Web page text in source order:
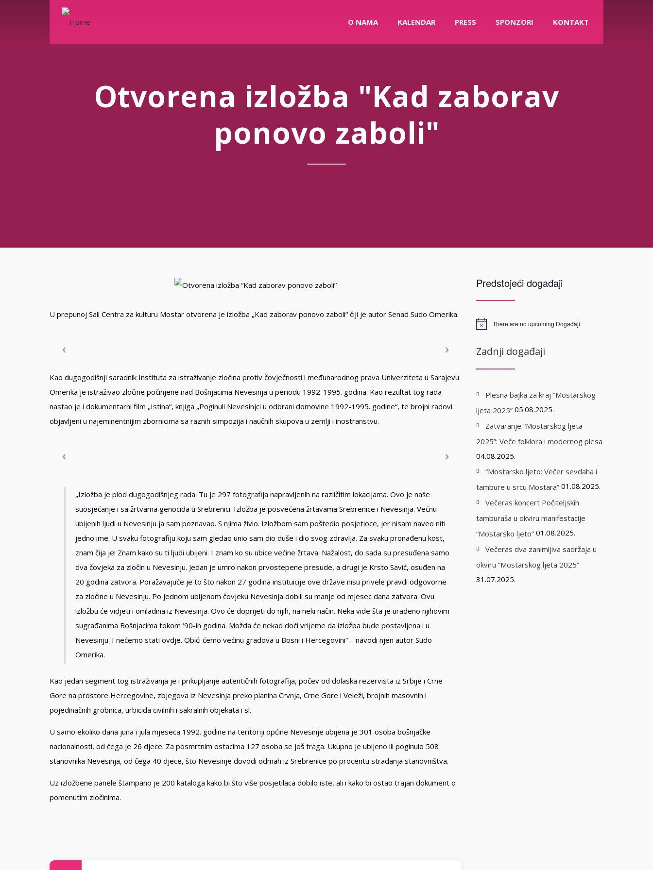
O NAMA KALENDAR PRESS SPONZORI KONTAKT
Otvorena izložba "Kad zaborav
ponovo zaboli"
U prepunoj Sali Centra za kulturu Mostar otvorena je izložba „Kad zaborav ponovo zaboli“ čiji je autor Senad Sudo Omerika.
Kao dugogodišnji saradnik Instituta za istraživanje zločina protiv čovječnosti i međunarodnog prava Univerziteta u Sarajevu
Omerika je istraživao zločine počinjene nad Bošnjacima Nevesinja u periodu 1992-1995. godina. Kao rezultat tog rada
nastao je i dokumentarni film „Istina“, knjiga „Poginuli Nevesinjci u odbrani domovine 1992-1995. godine“, te brojni radovi
objavljeni u najeminentnijim zbornicima sa raznih simpozija i naučnih skupova u zemlji i inostranstvu.
„Izložba je plod dugogodišnjeg rada. Tu je 297 fotografija napravljenih na različitim lokacijama. Ovo je naše
suosjećanje i sa žrtvama genocida u Srebrenici. Izložba je posvećena žrtavama Srebrenice i Nevesinja. Većnu
ubijenih ljudi u Nevesinju ja sam poznavao. S njima živio. Izložbom sam poštedio posjetioce, jer nisam naveo niti
jedno ime. U svaku fotografiju koju sam gledao unio sam dio duše i dio svog zdravlja. Za svaku pronađenu kost,
znam čija je! Znam kako su ti ljudi ubijeni. I znam ko su ubice većine žrtava. Nažalost, do sada su presuđena samo
dva čovjeka za zločin u Nevesinju. Jedan je umro nakon prvostepene presude, a drugi je Krsto Savić, osuđen na
20 godina zatvora. Poražavajuće je to što nakon 27 godina instituicije ove države nisu privele pravdi odgovorne
za zločine u Nevesinju. Po jednom ubijenom čovjeku Nevesinja dobili su manje od mjesec dana zatvora. Ovu
izložbu će vidjeti i omladina iz Nevesinja. Ovo će doprijeti do njih, na neki način. Neka vide šta je urađeno njihovim
sugrađanima Bošnjacima tokom ‘90-ih godina. Možda će nekad doći vrijeme da izložba bude postavljena i u
Nevesinju. I nećemo stati ovdje. Obići ćemo većinu gradova u Bosni i Hercegovini“ – navodi njen autor Sudo
Omerika.
Kao jedan segment tog istraživanja je i prikupljanje autentičnih fotografija, počev od dolaska rezervista iz Srbije i Crne
Gore na prostore Hercegovine, zbjegova iz Nevesinja preko planina Crvnja, Crne Gore i Veleži, brojnih masovnih i
pojedinačnih grobnica, urbicida civilnih i sakralnih objekata i sl.
U samo ekoliko dana juna i jula mjeseca 1992. godine na teritoriji općine Nevesinje ubijena je 301 osoba bošnjačke
nacionalnosti, od čega je 26 djece. Za posmrtnim ostacima 127 osoba se još traga. Ukupno je ubijeno ili poginulo 508
stanovnika Nevesinja, od čega 40 djece, što Nevesinje dovodi odmah iz Srebrenice po procentu stradanja stanovništva.
Uz izložbene panele štampano je 200 kataloga kako bi što više posjetilaca dobilo iste, ali i kako bi ostao trajan dokument o
pomenutim zločinima.
Predstojeći događaji
There are no upcoming Događaji.
Zadnji događaji
Plesna bajka za kraj “Mostarskog
ljeta 2025” 05.08.2025.
Zatvaranje “Mostarskog ljeta
2025”: Veče folklora i modernog plesa
04.08.2025.
“Mostarsko ljeto: Večer sevdaha i
tambure u srcu Mostara” 01.08.2025.
Večeras koncert Počiteljskih
tamburaša u okviru manifestacije
“Mostarsko ljeto” 01.08.2025.
Večeras dva zanimljiva sadržaja u
okviru “Mostarskog ljeta 2025”
31.07.2025.